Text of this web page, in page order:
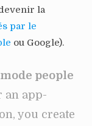
la
par le
ou Google).
people
an app-
you create